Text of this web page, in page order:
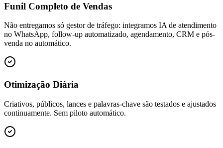
Funil Completo de Vendas
Não entregamos só gestor de tráfego: integramos IA de atendimento
no WhatsApp, follow-up automatizado, agendamento, CRM e pós-
venda no automático.
Otimização Diária
Criativos, públicos, lances e palavras-chave são testados e ajustados
continuamente. Sem piloto automático.